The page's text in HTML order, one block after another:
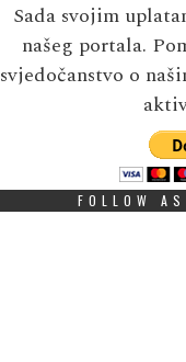
Sada svojim
našeg portala.
svjedočanstvo o
FOLLOW